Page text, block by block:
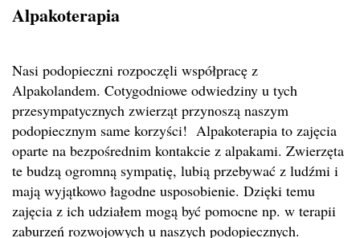
Alpakoterapia
Nasi podopieczni rozpoczęli współpracę z
Alpakolandem. Cotygodniowe odwiedziny u tych
przesympatycznych zwierząt przynoszą naszym
podopiecznym same korzyści! Alpakoterapia to zajęcia
oparte na bezpośrednim kontakcie z alpakami. Zwierzęta
te budzą ogromną sympatię, lubią przebywać z ludźmi i
mają wyjątkowo łagodne usposobienie. Dzięki temu
zajęcia z ich udziałem mogą być pomocne np. w terapii
zaburzeń rozwojowych u naszych podopiecznych.